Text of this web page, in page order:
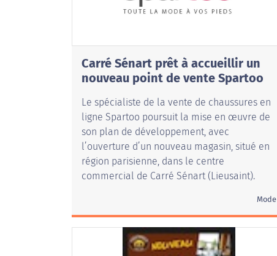
Carré Sénart prêt à accueillir un
nouveau point de vente Spartoo
Le spécialiste de la vente de chaussures en
ligne Spartoo poursuit la mise en œuvre de
son plan de développement, avec
l’ouverture d’un nouveau magasin, situé en
région parisienne, dans le centre
commercial de Carré Sénart (Lieusaint).
Mode